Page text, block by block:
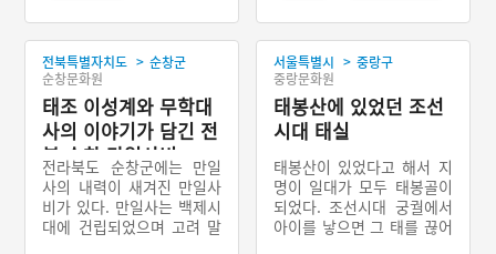
다는 전설이 남아 있다. 고
남산 봉수대는 고남산성에
서 서쪽으로 200m 거리를
둔 상봉에 있다. 봉수대에서
발견되는 적갈색 연질토기
편 및 삼국시대 경질토기로
보아 축조 시기가 삼국시대
임을 알 수 있다.
#전라도 봉수
전북특별자치도 > 순창군
순창문화원
태조 이성계와 무학대
사의 이야기가 담긴 전
북 순창 만일사비
전라북도 순창군에는 만일
사의 내력이 새겨진 만일사
비가 있다. 만일사는 백제시
대에 건립되었으며 고려 말
서울특별시 > 중랑구
중랑문화원
태봉산에 있었던 조선
시대 태실
태봉산이 있었다고 해서 지
명이 일대가 모두 태봉골이
되었다. 조선시대 궁궐에서
아이를 낳으면 그 태를 끊어